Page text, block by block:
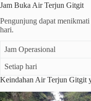
Jam Buka Air Terjun Gitgit
Pengunjung dapat
hari.
Jam Operasional
Setiap hari
Keindahan Air Terjun Gitgit